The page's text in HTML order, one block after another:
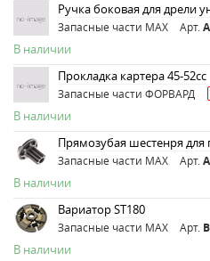
Ручка боковая для дрели
Запасные части MAX Арт.
В наличии
Прокладка картера 45-52сс
Запасные части ФОРВАРД
В наличии
Прямозубая шестенря
Запасные части MAX Арт.
В наличии
Вариатор ST180
Запасные части MAX Арт.
В наличии